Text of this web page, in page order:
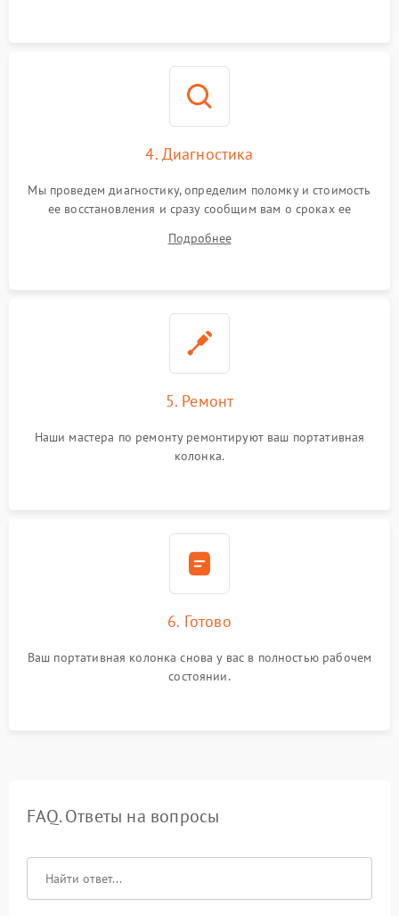
4. Диагностика
Мы проведем диагностику, определим поломку и стоимость
ее восстановления и сразу сообщим вам о сроках ее
Подробнее
5. Ремонт
Наши мастера по ремонту ремонтируют ваш портативная
колонка.
6. Готово
Ваш портативная колонка снова у вас в полностью рабочем
состоянии.
FAQ. Ответы на вопросы